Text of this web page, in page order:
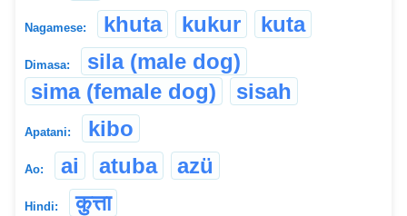
Nagamese: khuta kukur kuta
Dimasa:
sila (male dog)
sima (female dog)
sisah
Apatani: kibo
Ao: ai atuba azü
Hindi: कुत्ता